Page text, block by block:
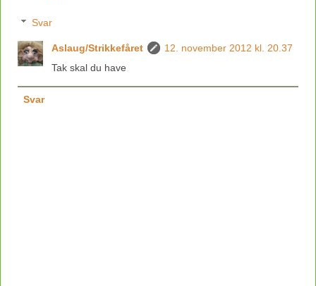
Svar
Aslaug/Strikkefåret
12. november 2012 kl. 20.37
Tak skal du have
Svar